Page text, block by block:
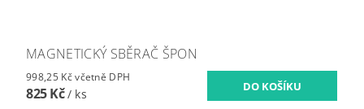
MAGNETICKÝ SBĚRAČ ŠPON
998,25 Kč včetně DPH
825 Kč/ ks